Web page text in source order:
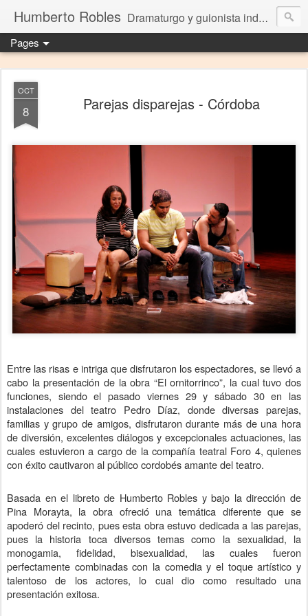
Humberto Robles Dramaturgo y guionista independiente
Pages
OCT
8 Parejas disparejas - Córdoba
Entre las risas e intriga que disfrutaron los espectadores, se llevó a
cabo la presentación de la obra “El ornitorrinco”, la cual tuvo dos
funciones, siendo el pasado viernes 29 y sábado 30 en las
instalaciones del teatro Pedro Díaz, donde diversas parejas,
familias y grupo de amigos, disfrutaron durante más de una hora
de diversión, excelentes diálogos y excepcionales actuaciones, las
cuales estuvieron a cargo de la compañía teatral Foro 4, quienes
con éxito cautivaron al público cordobés amante del teatro.
Basada en el libreto de Humberto Robles y bajo la dirección de
Pina Morayta, la obra ofreció una temática diferente que se
apoderó del recinto, pues esta obra estuvo dedicada a las parejas,
pues la historia toca diversos temas como la sexualidad, la
monogamia, fidelidad, bisexualidad, las cuales fueron
perfectamente combinadas con la comedia y el toque artístico y
talentoso de los actores, lo cual dio como resultado una
presentación exitosa.